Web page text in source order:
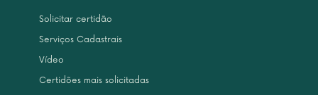
Solicitar certidão
Serviços Cadastrais
Vídeo
Certidões mais solicitadas